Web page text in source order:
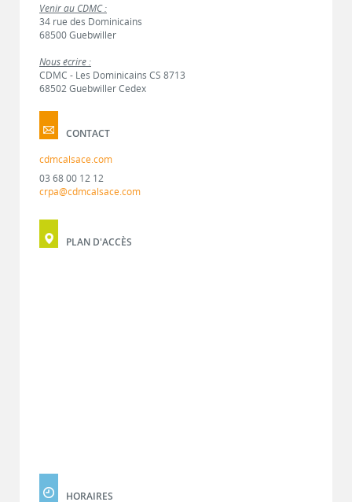
Venir au CDMC :
34 rue des Dominicains
68500 Guebwiller
Nous écrire :
CDMC - Les Dominicains CS 8713
68502 Guebwiller Cedex
CONTACT
cdmcalsace.com
03 68 00 12 12
crpa@cdmcalsace.com
PLAN D'ACCÈS
HORAIRES